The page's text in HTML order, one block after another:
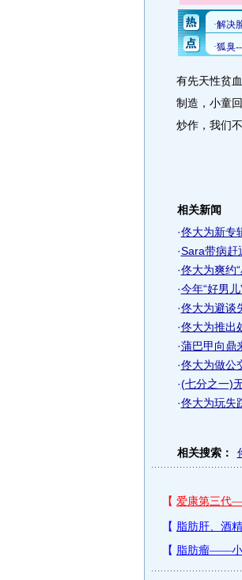
有先天性贫
制造，小童
炒作，我们
相关新闻
·佟大为新专
·Sara带病赶
·佟大为爽约
·今年“好男
·佟大为避谈
·佟大为推出
·蒲巴甲向鼎
·佟大为做公
·(七分之一)
·佟大为玩失
相关搜索：